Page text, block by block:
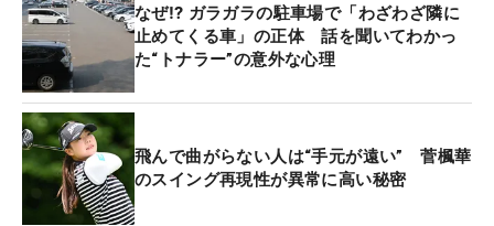
なぜ⁉ ガラガラの駐車場で「わざわざ隣に
止めてくる車」の正体 話を聞いてわかっ
た“トナラー”の意外な心理
飛んで曲がらない人は“手元が遠い” 菅楓華
のスイング再現性が異常に高い秘密